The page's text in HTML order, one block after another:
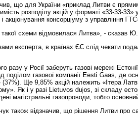
що для України «приклад Литви є
розподілу акцій у форматі «33-33-33»
акціонування консорціуму з управління
схеми відмовилася Литва», - сказав
експерта, в країнах ЄС слід чекати
разу у Росії заберуть газові мережі
поділом газової компанії Eesti Gaas, де
(37%). Ще 9,85% акцій належить «Ітера
Як і у разі Lietuvos dujos, зі складу
магістральні газопроводи, тобто
також відзначив, що рішення Литви про